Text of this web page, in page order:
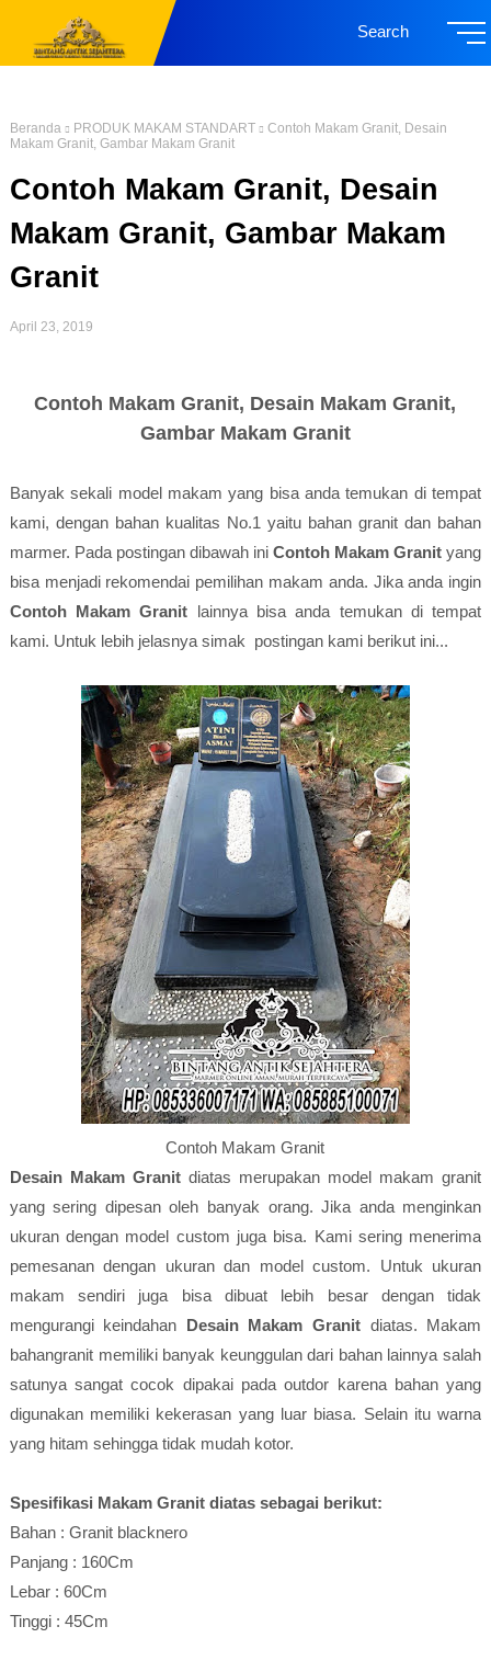
Search
Beranda PRODUK MAKAM STANDART
Contoh Makam Granit, Desain
Makam Granit, Gambar Makam Granit
Contoh Makam Granit, Desain
Makam Granit, Gambar Makam
Granit
April 23, 2019
Contoh Makam Granit, Desain Makam Granit,
Gambar Makam Granit
Banyak sekali model makam yang bisa anda temukan di tempat
kami, dengan bahan kualitas No.1 yaitu bahan granit dan bahan
marmer. Pada postingan dibawah iniContoh Makam Granit yang
bisa menjadi rekomendai pemilihan makam anda. Jika anda ingin
Contoh Makam Granit lainnya bisa anda temukan di tempat
kami. Untuk lebih jelasnya simak postingan kami berikut ini...
Contoh Makam Granit
Desain Makam Granitdiatas merupakan model makam granit
yang sering dipesan oleh banyak orang. Jika anda menginkan
ukuran dengan model custom juga bisa. Kami sering menerima
pemesanan dengan ukuran dan model custom. Untuk ukuran
makam sendiri juga bisa dibuat lebih besar dengan tidak
mengurangi keindahan Desain Makam Granit diatas. Makam
bahangranit memiliki banyak keunggulan dari bahan lainnya salah
satunya sangat cocok dipakai pada outdor karena bahan yang
digunakan memiliki kekerasan yang luar biasa. Selain itu warna
yang hitam sehingga tidak mudah kotor.
Spesifikasi Makam Granit diatas sebagai berikut:
Bahan : Granit blacknero
Panjang : 160Cm
Lebar : 60Cm
Tinggi : 45Cm